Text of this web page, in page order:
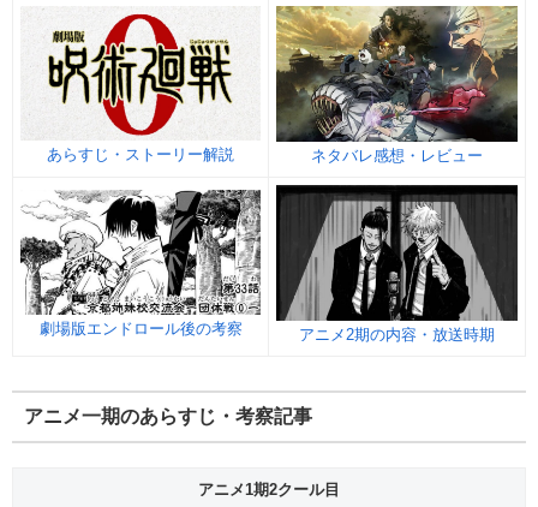
あらすじ・ストーリー解説 ネタバレ感想・レビュー
劇場版エンドロール後の考察 アニメ2期の内容・放送時期
アニメ一期のあらすじ・考察記事
アニメ1期2クール目